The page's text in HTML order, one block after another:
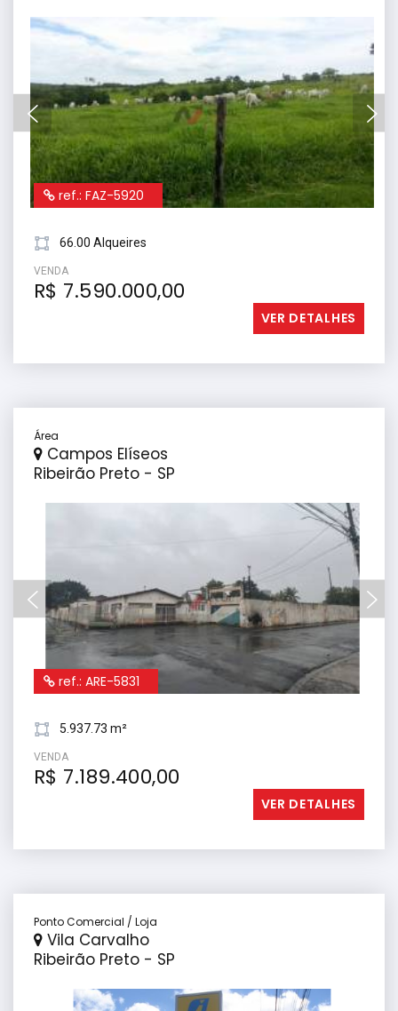
ref.: FAZ-5920
66.00 Alqueires
VENDA
R$ 7.590.000,00
VER DETALHES
Área
Campos Elíseos
Ribeirão Preto - SP
ref.: ARE-5831
5.937.73 m²
VENDA
R$ 7.189.400,00
VER DETALHES
Ponto Comercial / Loja
Vila Carvalho
Ribeirão Preto - SP